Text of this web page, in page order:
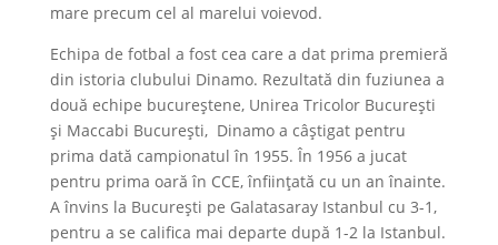
mare precum cel al marelui voievod.
Echipa de fotbal a fost cea care a dat prima premieră
din istoria clubului Dinamo. Rezultată din fuziunea a
două echipe bucureștene, Unirea Tricolor București
și Maccabi București, Dinamo a câștigat pentru
prima dată campionatul în 1955. În 1956 a jucat
pentru prima oară în CCE, înființată cu un an înainte.
A învins la București pe Galatasaray Istanbul cu 3-1,
pentru a se califica mai departe după 1-2 la Istanbul.